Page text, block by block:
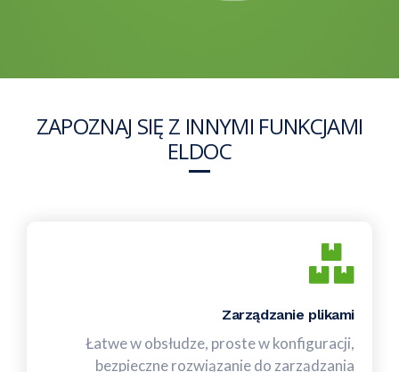
ZAPOZNAJ SIĘ Z INNYMI FUNKCJAMI
ELDOC
Zarządzanie plikami
Łatwe w obsłudze, proste w konfiguracji,
bezpieczne rozwiązanie do zarządzania